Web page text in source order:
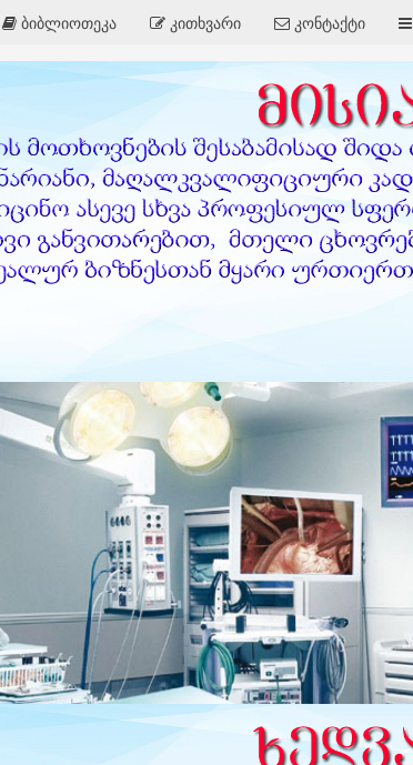
ბიბლიოთეკა კითხვარი კონტაქტი